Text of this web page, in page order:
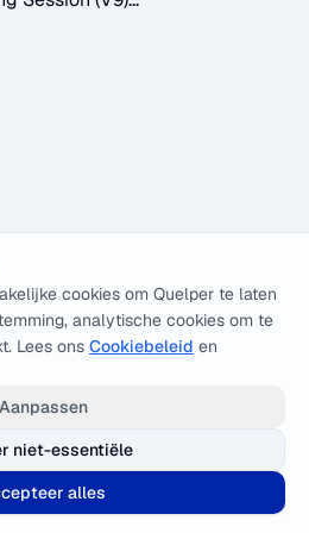
cookies om Quelper te laten
analytische cookies om te
Lees ons Cookiebeleid en
Aanpassen
niet-essentiële
alles